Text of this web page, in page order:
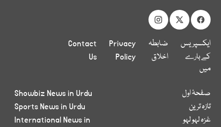
ایکسپریس
کے بارے
میں
ضابطہ
اخلاق
Privacy
Policy
Contact
Us
صفحۂ اول
تازہ ترین
غزہ لہو لہو
Showbiz News in Urdu
Sports News in Urdu
International News in